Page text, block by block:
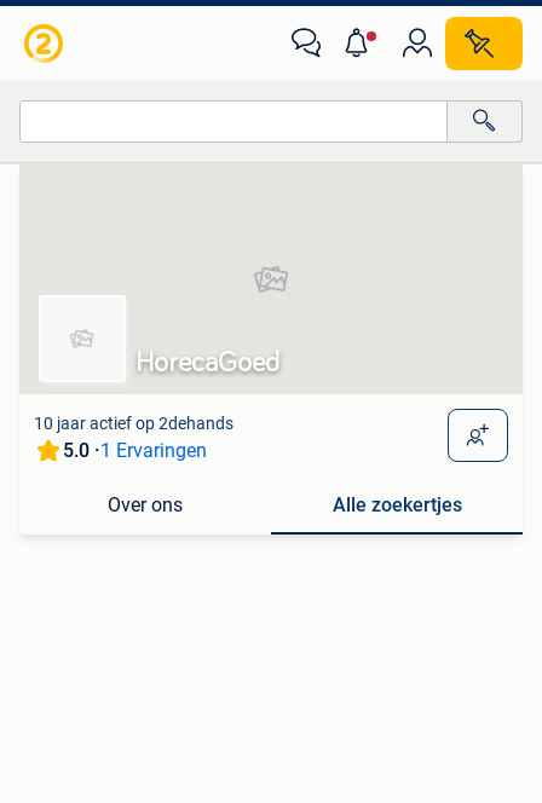
Van deze adverteerder
HorecaGoed
10 jaar actief op 2dehands
5.0 ·1 Ervaringen
Over ons Alle zoekertjes